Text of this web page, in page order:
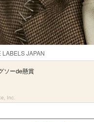
LABELS JAPAN
ソーde懸賞
Inc.